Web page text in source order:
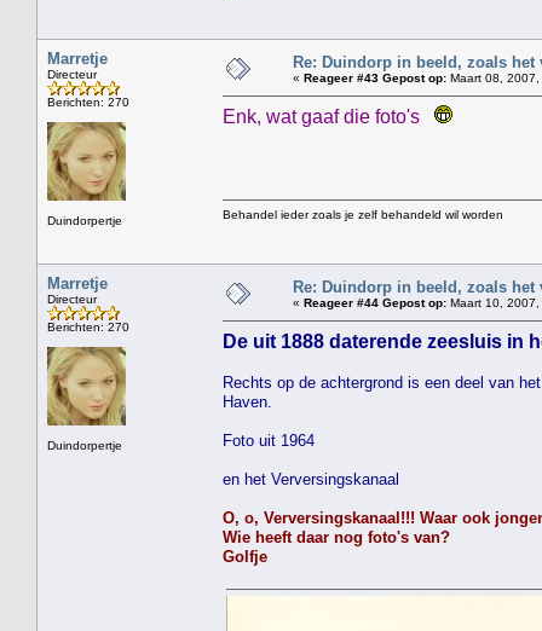
Marretje
Directeur
Berichten: 270
Duindorpertje
Re: Duindorp in beeld, zoals het
« Reageer #43 Gepost op: Maart 08,
Enk, wat gaaf die foto's
Behandel ieder zoals je zelf behandeld wil worden
Marretje
Directeur
Berichten: 270
Duindorpertje
Re: Duindorp in beeld, zoals het
« Reageer #44 Gepost op: Maart 10,
De uit 1888 daterende zeesluis in
Rechts op de achtergrond is een deel van
Haven.
Foto uit 1964
en het Verversingskanaal
O, o, Verversingskanaal!!! Waar ook
Wie heeft daar nog foto's van?
Golfje